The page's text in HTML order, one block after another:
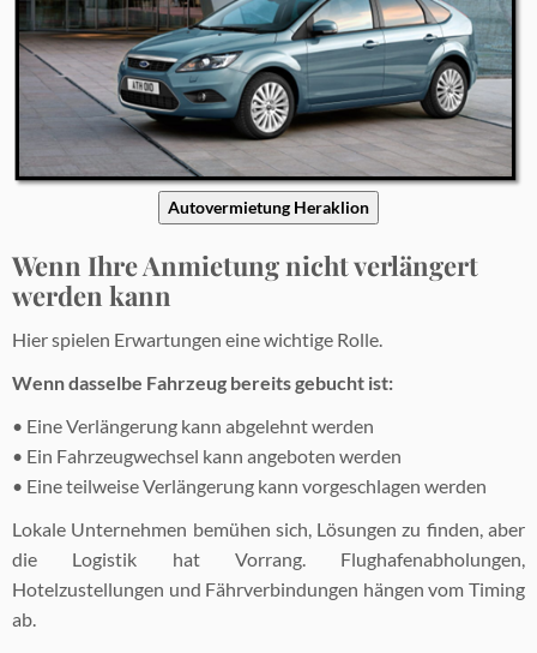
Autovermietung Heraklion
Wenn Ihre Anmietung nicht verlängert
werden kann
Hier spielen Erwartungen eine wichtige Rolle.
Wenn dasselbe Fahrzeug bereits gebucht ist:
• Eine Verlängerung kann abgelehnt werden
• Ein Fahrzeugwechsel kann angeboten werden
• Eine teilweise Verlängerung kann vorgeschlagen werden
Lokale Unternehmen bemühen sich, Lösungen zu finden, aber
die Logistik hat Vorrang. Flughafenabholungen,
Hotelzustellungen und Fährverbindungen hängen vom Timing
ab.